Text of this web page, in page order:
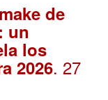
de
un
los
2026. 27